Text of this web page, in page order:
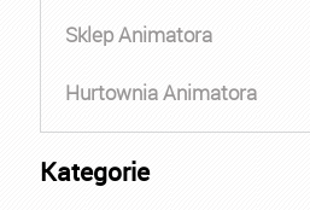
Sklep Animatora
Hurtownia Animatora
Kategorie